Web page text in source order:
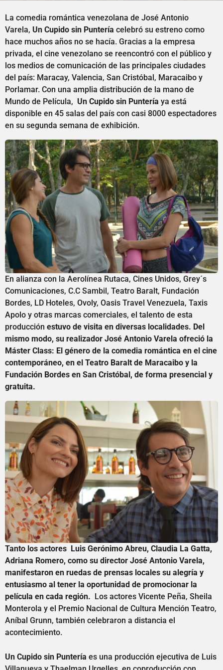
La comedia romántica venezolana de José Antonio
Varela, Un Cupido sin Puntería celebró su estreno como
hace muchos años no se hacía. Gracias a la empresa
privada, el cine venezolano se reencontró con el público y
los medios de comunicación de las principales ciudades
del país: Maracay, Valencia, San Cristóbal, Maracaibo y
Porlamar. Con una amplia distribución de la mano de
Mundo de Película, Un Cupido sin Puntería ya está
disponible en 45 salas del país con casi 8000 espectadores
en su segunda semana de exhibición.
En alianza con la Aerolínea Rutaca, Cines Unidos, Grey´s
Comunicaciones, C.C Sambil, Teatro Baralt, Fundación
Bordes, LD Hoteles, Ovoly, Oasis Travel Venezuela, Taxis
Apolo y otras marcas comerciales, el talento de esta
producción estuvo de visita en diversas localidades. Del
mismo modo, su realizador José Antonio Varela ofreció la
Máster Class: El género de la comedia romántica en el cine
contemporáneo, en el Teatro Baralt de Maracaibo y la
Fundación Bordes en San Cristóbal, de forma presencial y
gratuita.
Tanto los actores Luis Gerónimo Abreu, Claudia La Gatta,
Adriana Romero, como su director José Antonio Varela,
manifestaron en ruedas de prensas locales su alegría y
entusiasmo al tener la oportunidad de promocionar la
película en cada región. Los actores Vicente Peña, Sheila
Monterola y el Premio Nacional de Cultura Mención Teatro,
Aníbal Grunn, también celebraron a distancia el
acontecimiento.
Un Cupido sin Puntería es una producción ejecutiva de Luis